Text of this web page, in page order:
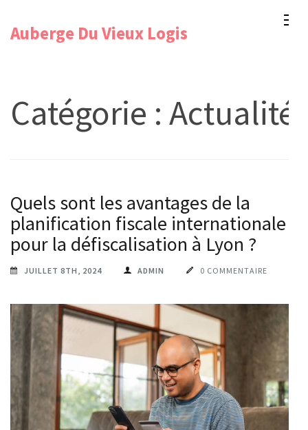
Auberge Du Vieux Logis
Catégorie : Actualité
Quels sont les avantages de la
planification fiscale internationale
pour la défiscalisation à Lyon ?
JUILLET 8TH, 2024 ADMIN 0 COMMENTAIRE